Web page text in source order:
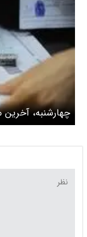
چهارشنبه،
آزاد